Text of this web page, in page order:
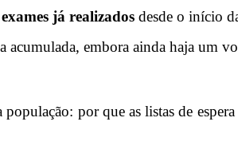
já realizados desde o início
acumulada, embora ainda haja um
por que as listas de